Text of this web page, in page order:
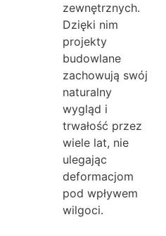
zewnętrznych.
Dzięki nim
projekty
budowlane
zachowują swój
naturalny
wygląd i
trwałość przez
wiele lat, nie
ulegając
deformacjom
pod wpływem
wilgoci.